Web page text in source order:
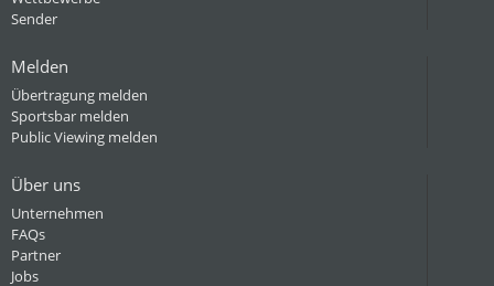
Sender
Melden
Übertragung melden
Sportsbar melden
Public Viewing melden
Über uns
Unternehmen
FAQs
Partner
Jobs